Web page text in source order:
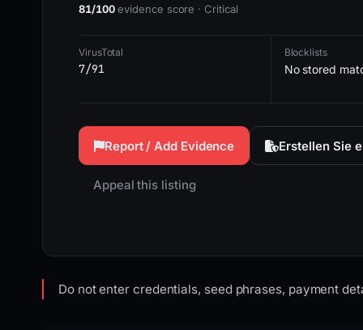
81/100evidence score · Critical
VirusTotal
7/91
Blocklists
No stored
Report / Add Evidence Erstellen Sie
Appeal this listing
Do not enter credentials, seed phrases, payment